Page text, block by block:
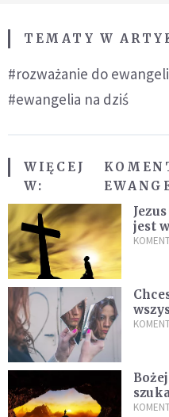
TEMATY W
#rozważanie do
#ewangelia na dziś
WIĘCEJ
W:
jest
w